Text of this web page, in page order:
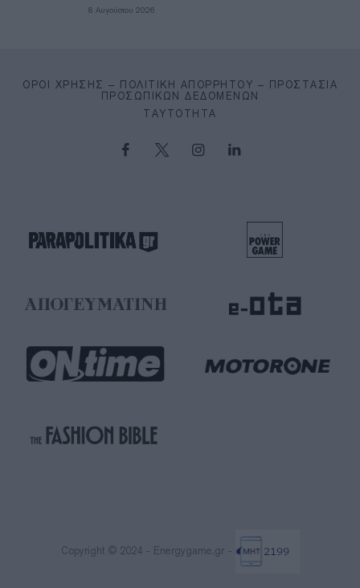
8 Αυγούστου 2026
ΌΡΟΙ ΧΡΉΣΗΣ – ΠΟΛΙΤΙΚΉ ΑΠΟΡΡΉΤΟΥ – ΠΡΟΣΤΑΣΊΑ
ΠΡΟΣΩΠΙΚΏΝ ΔΕΔΟΜΈΝΩΝ
ΤΑΥΤΌΤΗΤΑ
Copyright © 2024 - Energygame.gr -